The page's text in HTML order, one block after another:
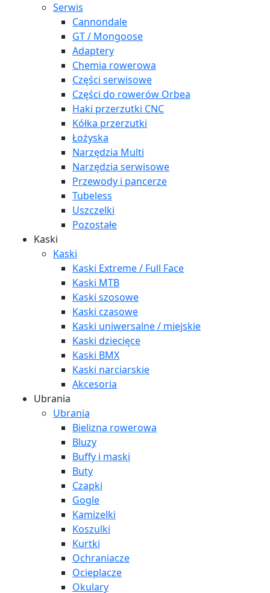
Serwis
Cannondale
GT / Mongoose
Adaptery
Chemia rowerowa
Części serwisowe
Części do rowerów Orbea
Haki przerzutki CNC
Kółka przerzutki
Łożyska
Narzędzia Multi
Narzędzia serwisowe
Przewody i pancerze
Tubeless
Uszczelki
Pozostałe
Kaski
Kaski
Kaski Extreme / Full Face
Kaski MTB
Kaski szosowe
Kaski czasowe
Kaski uniwersalne / miejskie
Kaski dziecięce
Kaski BMX
Kaski narciarskie
Akcesoria
Ubrania
Ubrania
Bielizna rowerowa
Bluzy
Buffy i maski
Buty
Czapki
Gogle
Kamizelki
Koszulki
Kurtki
Ochraniacze
Ocieplacze
Okulary